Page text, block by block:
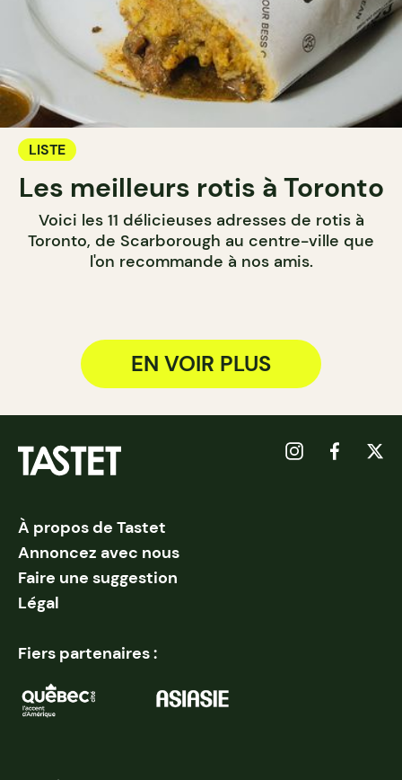
LISTE
Les meilleurs rotis à Toronto
Voici les 11 délicieuses adresses de rotis à
Toronto, de Scarborough au centre-ville que
l'on recommande à nos amis.
EN VOIR PLUS
À propos de Tastet
Annoncez avec nous
Faire une suggestion
Légal
Fiers partenaires :